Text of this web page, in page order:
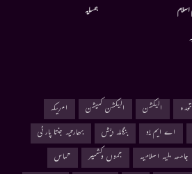
ہمسایہ
الیکشن الیکشن کمیشن
امریکہ
اے ایم یو بنگلہ دیش
بھارتیہ جنتا پارٹی
جامعہ ملیہ اسلامیہ جموں وکشمیر
حماس